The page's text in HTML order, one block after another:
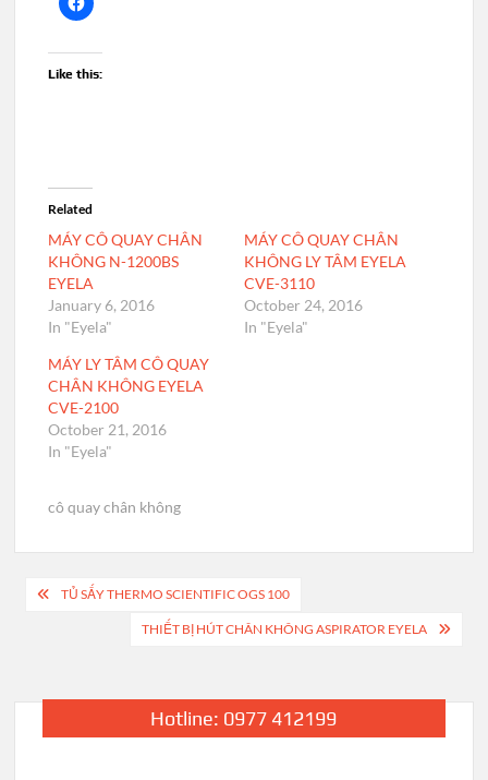
Like this:
Related
MÁY CÔ QUAY CHÂN
KHÔNG N-1200BS
EYELA
January 6, 2016
In "Eyela"
MÁY CÔ QUAY CHÂN
KHÔNG LY TÂM EYELA
CVE-3110
October 24, 2016
In "Eyela"
MÁY LY TÂM CÔ QUAY
CHÂN KHÔNG EYELA
CVE-2100
October 21, 2016
In "Eyela"
cô quay chân không
Post
navigation
TỦ SẤY THERMO SCIENTIFIC OGS 100
THIẾT BỊ HÚT CHÂN KHÔNG ASPIRATOR EYELA
Hotline: 0977 412199